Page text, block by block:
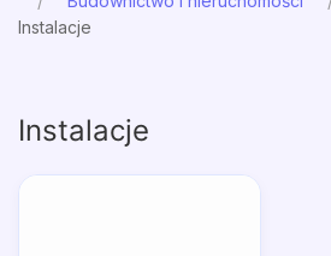
Instalacje
Instalacje